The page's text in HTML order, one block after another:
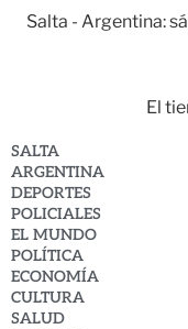
Salta - Argentina:
El
SALTA
ARGENTINA
DEPORTES
POLICIALES
EL MUNDO
POLÍTICA
ECONOMÍA
CULTURA
SALUD